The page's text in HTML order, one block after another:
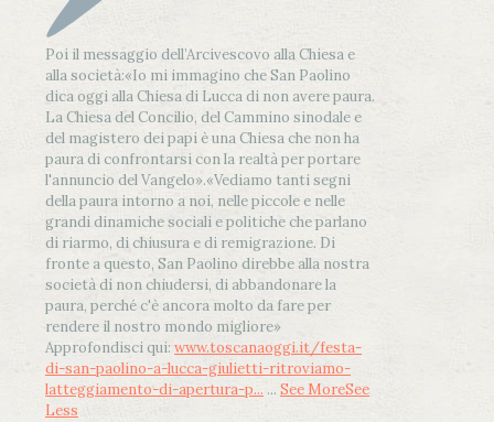
Poi il messaggio dell’Arcivescovo alla Chiesa e
alla società:«Io mi immagino che San Paolino
dica oggi alla Chiesa di Lucca di non avere paura.
La Chiesa del Concilio, del Cammino sinodale e
del magistero dei papi è una Chiesa che non ha
paura di confrontarsi con la realtà per portare
l'annuncio del Vangelo».«Vediamo tanti segni
della paura intorno a noi, nelle piccole e nelle
grandi dinamiche sociali e politiche che parlano
di riarmo, di chiusura e di remigrazione. Di
fronte a questo, San Paolino direbbe alla nostra
società di non chiudersi, di abbandonare la
paura, perché c'è ancora molto da fare per
rendere il nostro mondo migliore»
Approfondisci qui: www.toscanaoggi.it/festa-
di-san-paolino-a-lucca-giulietti-ritroviamo-
latteggiamento-di-apertura-p... ... See MoreSee
Less